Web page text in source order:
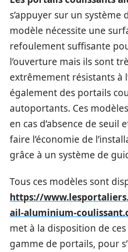
s’appuyer sur un système
modèle nécessite une
refoulement suffisante
l’ouverture mais ils sont
extrêmement résistants à
également des portails
autoportants. Ces
en cas d’absence de seuil
faire l’économie de
grâce à un système de
Tous ces modèles sont
https://
ail-aluminium-
met à la disposition de
gamme de portails, pour